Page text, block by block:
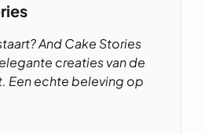
And Cake Stories
creaties van de
Een echte beleving op